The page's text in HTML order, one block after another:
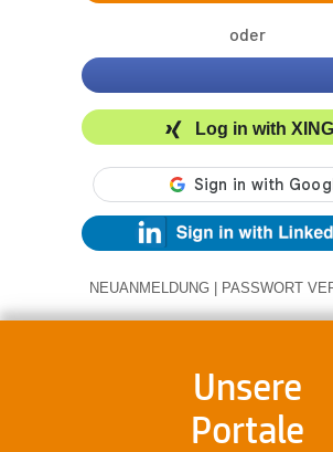
oder
Log in with XING
NEUANMELDUNG | PASSWORT
Unsere
Portale